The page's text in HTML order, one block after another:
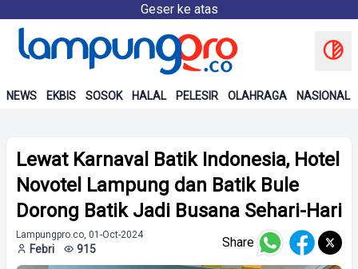
Geser ke atas
NEWS EKBIS SOSOK HALAL PELESIR OLAHRAGA NASIONAL
Lewat Karnaval Batik Indonesia, Hotel
Novotel Lampung dan Batik Bule
Dorong Batik Jadi Busana Sehari-Hari
Lampungpro.co, 01-Oct-2024
Febri 915 Share